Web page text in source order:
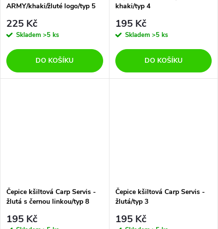
ARMY/khaki/žluté logo/typ 5
225 Kč
Skladem >5 ks
DO KOŠÍKU
khaki/typ 4
195 Kč
Skladem >5 ks
DO KOŠÍKU
Čepice kšiltová Carp Servis -
žlutá s černou linkou/typ 8
195 Kč
Čepice kšiltová Carp Servis -
žlutá/typ 3
195 Kč